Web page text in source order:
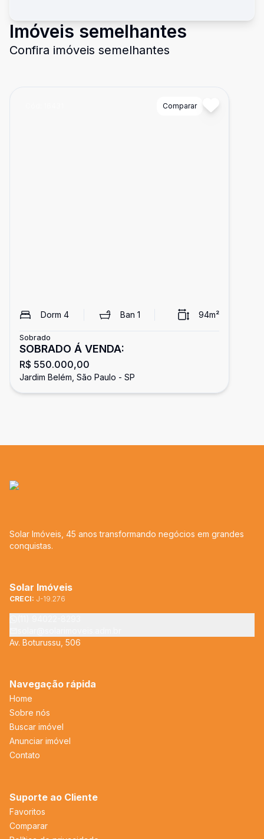
Imóveis semelhantes
Confira imóveis semelhantes
Comparar
Dorm 4 Ban 1 94m²
Sobrado
SOBRADO Á VENDA:
R$ 550.000,00
Jardim Belém, São Paulo - SP
Solar Imóveis, 45 anos transformando negócios em grandes
conquistas.
Solar Imóveis
CRECI: J-19.276
Av. Boturussu, 506
Navegação rápida
Home
Sobre nós
Buscar imóvel
Anunciar imóvel
Contato
Suporte ao Cliente
Favoritos
Comparar